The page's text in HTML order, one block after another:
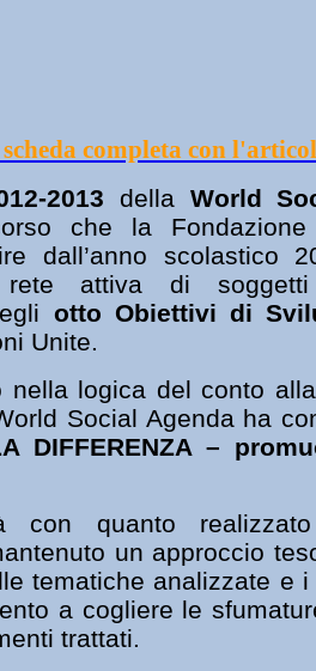
completa con
2013 dellaWorld
che la
dall’anno scolastico
rete attiva di
otto Obiettivi di
Unite.
nella logica del conto
Social Agenda ha
DIFFERENZA –
con quanto
un approccio
tematiche analizzate e
a cogliere le
trattati.